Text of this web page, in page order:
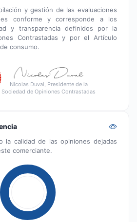
y gestión de las evaluaciones
conforme y corresponde a los
y transparencia definidos por la
Contrastadas y por el Artículo
consumo.
Nicolas Duval, Presidente de la
Sociedad de Opiniones Contrastadas
la calidad de las opiniones dejadas
comerciante.